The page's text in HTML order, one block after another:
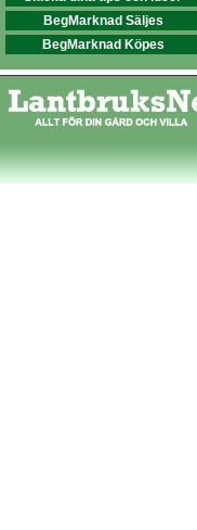
BegMarknad Säljes
BegMarknad Köpes